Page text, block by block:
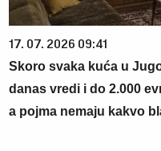
17. 07. 2026 09:41
Skoro svaka kuća u
danas vredi i do 2.000
a pojma nemaju kakvo